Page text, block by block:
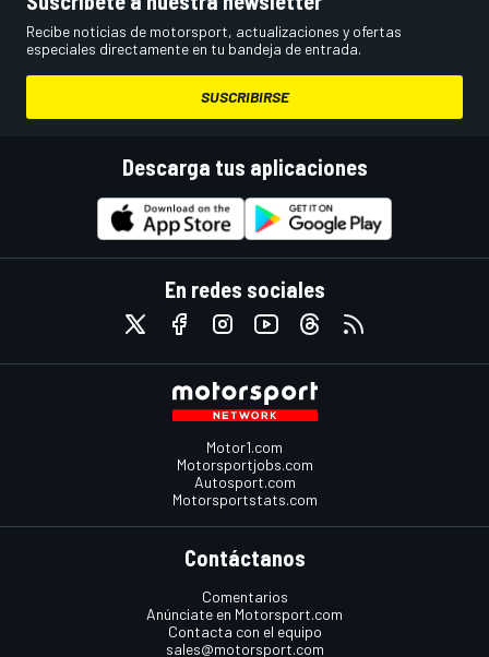
Recibe noticias de motorsport, actualizaciones y ofertas
especiales directamente en tu bandeja de entrada.
SUSCRIBIRSE
Descarga tus aplicaciones
En redes sociales
Motor1.com
Motorsportjobs.com
Autosport.com
Motorsportstats.com
Contáctanos
Comentarios
Anúnciate en Motorsport.com
Contacta con el equipo
sales@motorsport.com